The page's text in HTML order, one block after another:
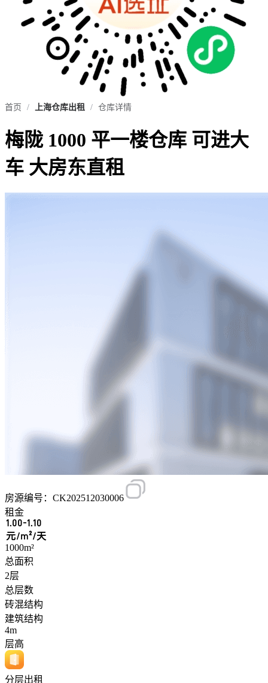
首页 / 上海仓库出租 / 仓库详情
梅陇 1000 平一楼仓库 可进大
车 大房东直租
房源编号：CK202512030006
租金
1.00-1.10
元/m²/天
1000m²
总面积
2层
总层数
砖混结构
建筑结构
4m
层高
分层出租